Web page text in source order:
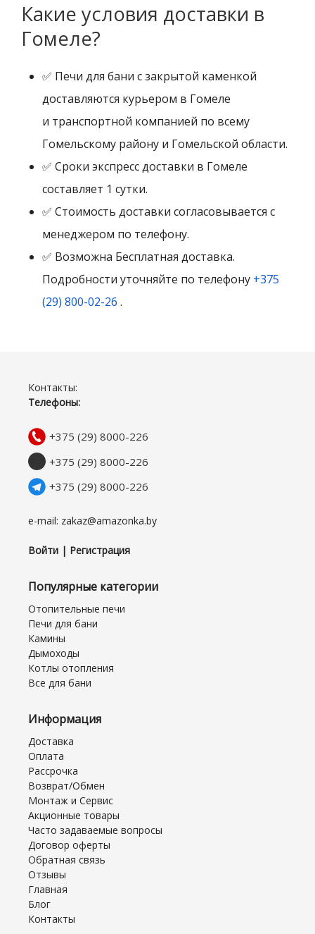
Какие условия доставки в
Гомеле?
✅ Печи для бани с закрытой каменкой
доставляются курьером в Гомеле
и транспортной компанией по всему
Гомельскому району и Гомельской области.
✅ Сроки экспресс доставки в Гомеле
составляет 1 сутки.
✅ Стоимость доставки согласовывается с
менеджером по телефону.
✅ Возможна Бесплатная доставка.
Подробности уточняйте по телефону +375
(29) 800-02-26 .
Контакты:
Телефоны:
+375 (29) 8000-226
+375 (29) 8000-226
+375 (29) 8000-226
e-mail: zakaz@amazonka.by
Войти | Регистрация
Популярные категории
Отопительные печи
Печи для бани
Камины
Дымоходы
Котлы отопления
Все для бани
Информация
Доставка
Оплата
Рассрочка
Возврат/Обмен
Монтаж и Сервис
Акционные товары
Часто задаваемые вопросы
Договор оферты
Обратная связь
Отзывы
Главная
Блог
Контакты